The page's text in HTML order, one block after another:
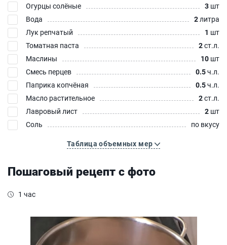
Огурцы солёные
3 шт
Вода
2литра
Лук репчатый
1 шт
Томатная паста
2ст.л.
Маслины
10 шт
Смесь перцев
0.5ч.л.
Паприка копчёная
0.5ч.л.
Масло растительное
2ст.л.
Лавровый лист
2 шт
Соль
по вкусу
Таблица объемных мер
Пошаговый рецепт с фото
1 час